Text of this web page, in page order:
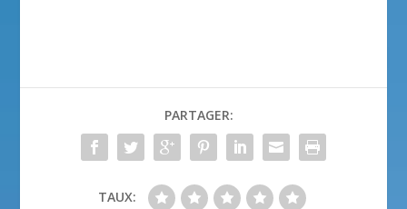
PARTAGER:
TAUX: